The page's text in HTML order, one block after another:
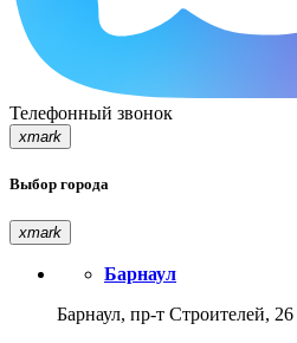
Телефонный звонок
xmark
Выбор города
xmark
Барнаул
Барнаул, пр-т Строителей, 26